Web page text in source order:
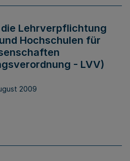
Lehrverpflichtung
Hochschulen für
- LVV)
2009